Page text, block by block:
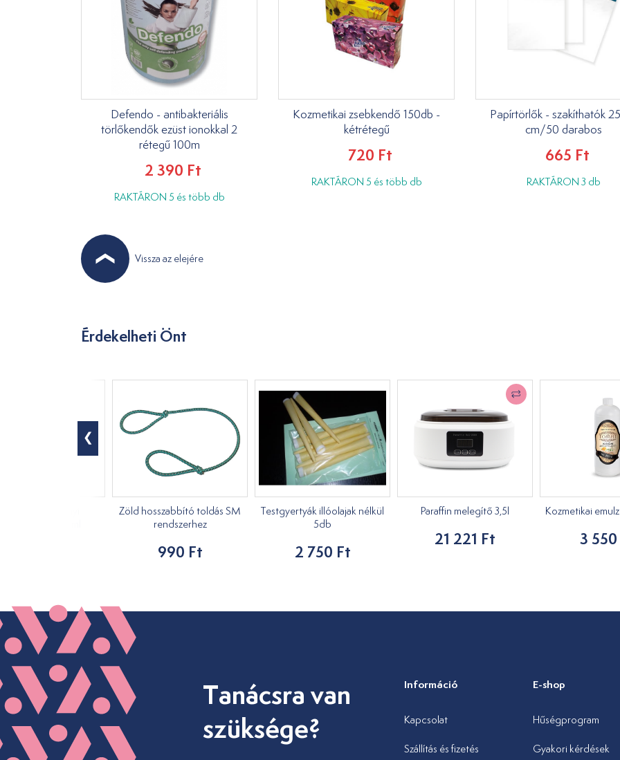
Defendo - antibakteriális
törlőkendők ezüst ionokkal 2
rétegű 100m
2 390 Ft
RAKTÁRON 5 és több db
Kozmetikai zsebkendő 150db -
kétrétegű
720 Ft
RAKTÁRON 5 és több db
Papírtörlők - szakíthatók
cm/50 darabos
665 Ft
RAKTÁRON 3 db
Vissza az elejére
Érdekelheti Önt
Zöld hosszabbító toldás SM
rendszerhez
990 Ft
Testgyertyák illóolajak nélkül
5db
2 750 Ft
Paraffin melegítő 3,5l
21 221 Ft
Kozmetikai
3
Tanácsra van
szüksége?
Információ
Kapcsolat
Szállítás és fizetés
E-shop
Hűségprogram
Gyakori kérdések